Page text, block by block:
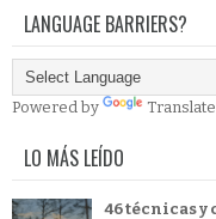
LANGUAGE BARRIERS?
Powered by Translate
LO MÁS LEÍDO
46 técnicas y